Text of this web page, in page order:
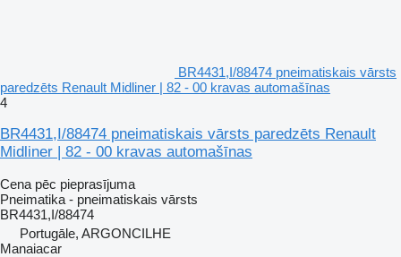
BR4431,I/88474 pneimatiskais vārsts
paredzēts Renault Midliner | 82 - 00 kravas automašīnas
4
BR4431,I/88474 pneimatiskais vārsts paredzēts Renault
Midliner | 82 - 00 kravas automašīnas
Cena pēc pieprasījuma
Pneimatika - pneimatiskais vārsts
BR4431,I/88474
Portugāle, ARGONCILHE
Manaiacar